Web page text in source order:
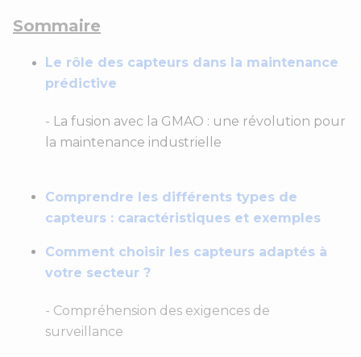
Sommaire
Le rôle des capteurs dans la maintenance
prédictive
- La fusion avec la GMAO : une révolution pour
la maintenance industrielle
Comprendre les différents types de
capteurs : caractéristiques et exemples
Comment choisir les capteurs adaptés à
votre secteur ?
- Compréhension des exigences de
surveillance